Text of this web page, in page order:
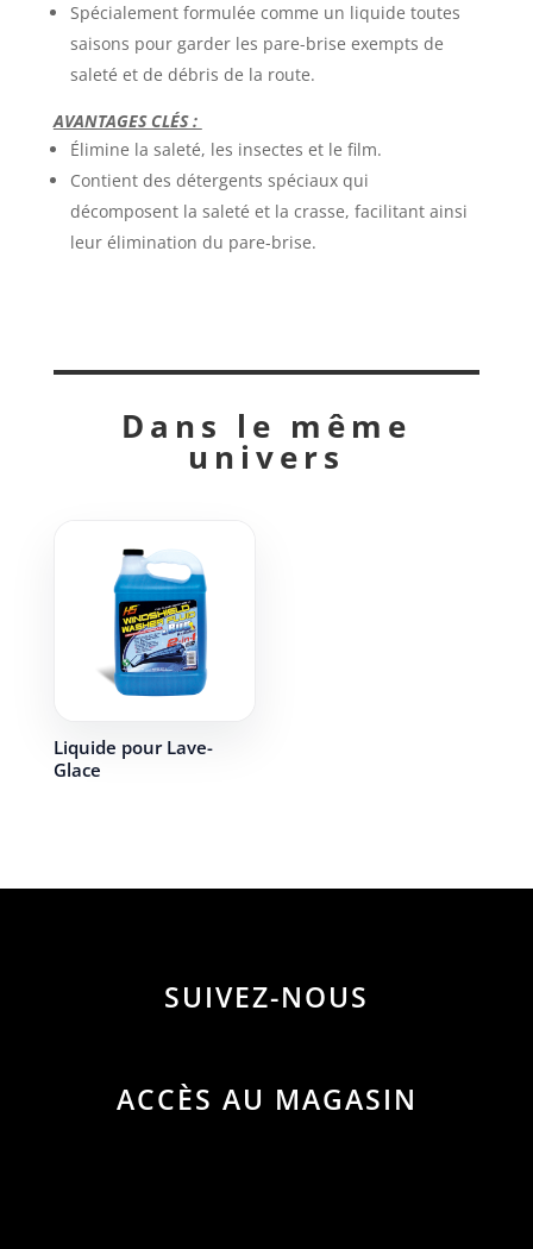
Spécialement formulée comme un liquide toutes
saisons pour garder les pare-brise exempts de
saleté et de débris de la route.
AVANTAGES CLÉS :
Élimine la saleté, les insectes et le film.
Contient des détergents spéciaux qui
décomposent la saleté et la crasse, facilitant ainsi
leur élimination du pare-brise.
Dans le même
univers
Liquide pour Lave-
Glace
SUIVEZ-NOUS
ACCÈS AU MAGASIN